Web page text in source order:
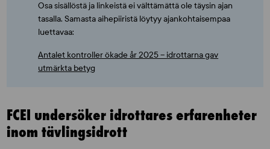
Osa sisällöstä ja linkeistä ei välttämättä ole täysin ajan
tasalla. Samasta aihepiiristä löytyy ajankohtaisempaa
luettavaa:
Antalet kontroller ökade år 2025 – idrottarna gav
utmärkta betyg
FCEI undersöker idrottares erfarenheter
inom tävlingsidrott